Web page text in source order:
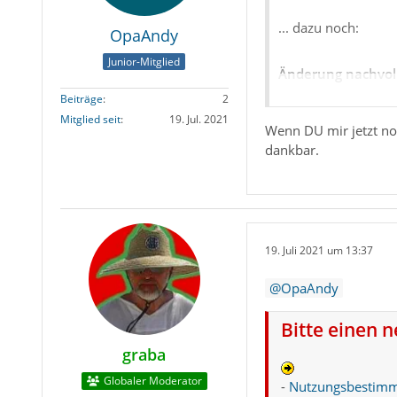
OpaAndy
Junior-Mitglied
Beiträge
2
Mitglied seit
19. Jul. 2021
... dazu noch:
Änderung
fehlen auf dem
(bei mir liegt es
Am originalen
Thunderbirds (!)
MfG
Drachen
Wenn DU mir jetzt
dankbar.
graba
Globaler Moderator
19. Juli 2021 um 13:37
OpaAndy
Bitte einen
-